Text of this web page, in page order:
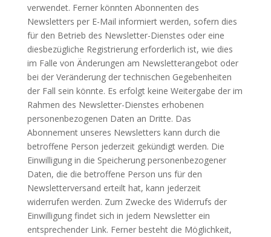
verwendet. Ferner könnten Abonnenten des
Newsletters per E-Mail informiert werden, sofern dies
für den Betrieb des Newsletter-Dienstes oder eine
diesbezügliche Registrierung erforderlich ist, wie dies
im Falle von Änderungen am Newsletterangebot oder
bei der Veränderung der technischen Gegebenheiten
der Fall sein könnte. Es erfolgt keine Weitergabe der im
Rahmen des Newsletter-Dienstes erhobenen
personenbezogenen Daten an Dritte. Das
Abonnement unseres Newsletters kann durch die
betroffene Person jederzeit gekündigt werden. Die
Einwilligung in die Speicherung personenbezogener
Daten, die die betroffene Person uns für den
Newsletterversand erteilt hat, kann jederzeit
widerrufen werden. Zum Zwecke des Widerrufs der
Einwilligung findet sich in jedem Newsletter ein
entsprechender Link. Ferner besteht die Möglichkeit,